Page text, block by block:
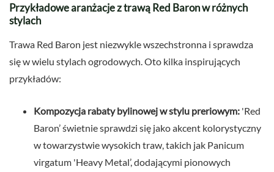
Przykładowe aranżacje z trawą Red Baron w różnych
stylach
Trawa Red Baron jest niezwykle wszechstronna i sprawdza
się w wielu stylach ogrodowych. Oto kilka inspirujących
przykładów:
Kompozycja rabaty bylinowej w stylu preriowym: 'Red
Baron’ świetnie sprawdzi się jako akcent kolorystyczny
w towarzystwie wysokich traw, takich jak Panicum
virgatum 'Heavy Metal’, dodającymi pionowych